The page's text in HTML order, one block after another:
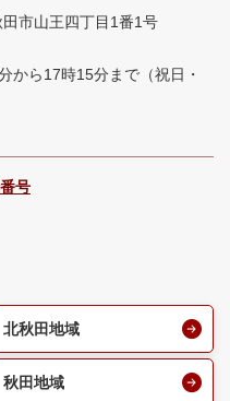
市山王四丁目1番1号
から17時15分まで （祝日・
号
北秋田地域
秋田地域